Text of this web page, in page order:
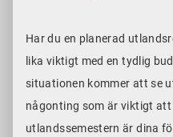
Har du en planerad
lika viktigt med en tydlig
situationen kommer att se
någonting som är viktigt att
utlandssemestern är dina